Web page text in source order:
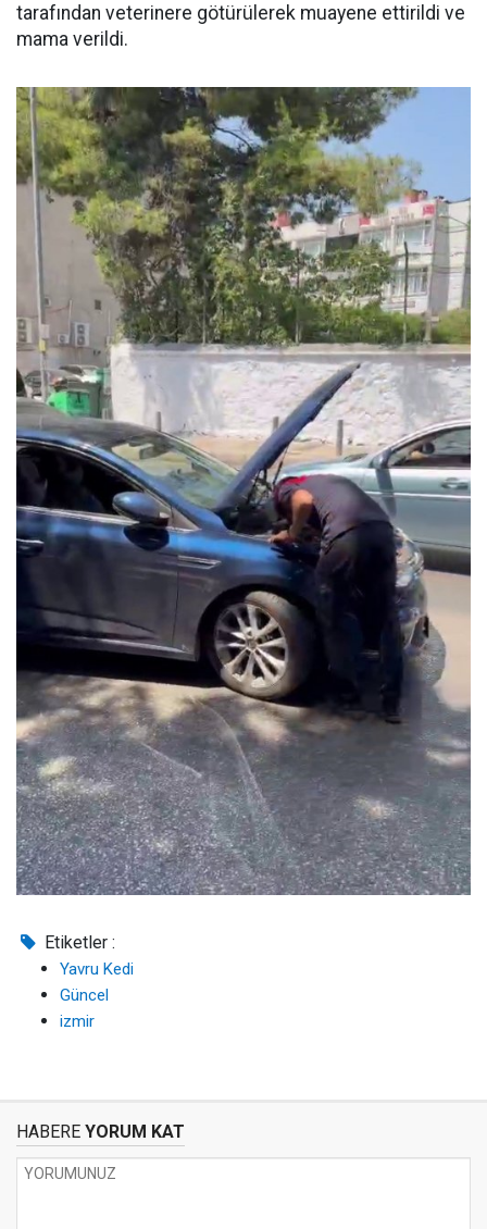
tarafından veterinere götürülerek muayene ettirildi ve
mama verildi.
Etiketler :
Yavru Kedi
Güncel
izmir
HABERE YORUM KAT